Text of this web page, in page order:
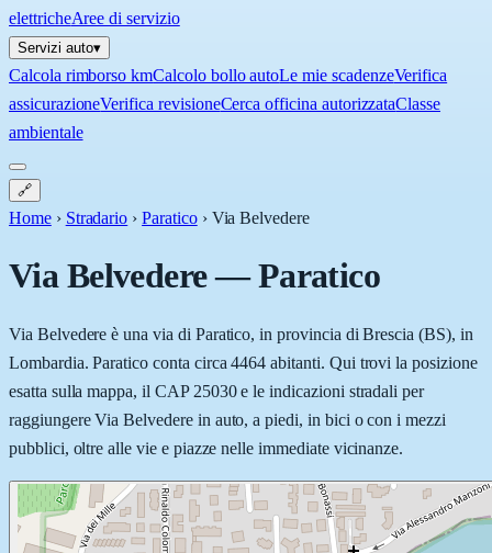
elettricheAree di servizio
Servizi auto▾
Calcola rimborso kmCalcolo bollo autoLe mie scadenzeVerifica
assicurazioneVerifica revisioneCerca officina autorizzataClasse
ambientale
🔗
Home › Stradario › Paratico › Via Belvedere
Via Belvedere—Paratico
Via Belvedere è una via di Paratico, in provincia di Brescia (BS), in
Lombardia. Paratico conta circa 4464 abitanti. Qui trovi la posizione
esatta sulla mappa, il CAP 25030 e le indicazioni stradali per
raggiungere Via Belvedere in auto, a piedi, in bici o con i mezzi
pubblici, oltre alle vie e piazze nelle immediate vicinanze.